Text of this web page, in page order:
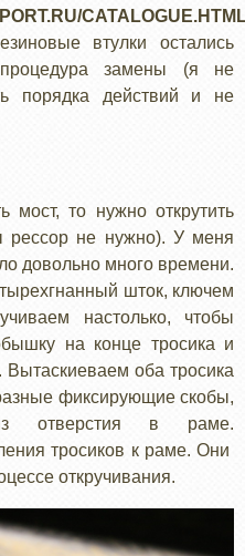
втулки остались
замены (я не
порядка действий и не
мост, то нужно открутить
рессор не нужно). У меня
довольно много времени.
шток, ключем
настолько, чтобы
на конце тросика и
оба тросика
фиксирующие скобы,
отверстия в раме.
тросиков к раме. Они
откручивания.